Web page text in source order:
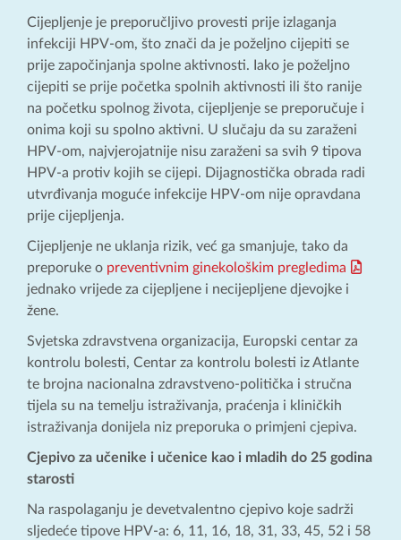
Cijepljenje je preporučljivo provesti prije izlaganja
infekciji HPV-om, što znači da je poželjno cijepiti se
prije započinjanja spolne aktivnosti. Iako je poželjno
cijepiti se prije početka spolnih aktivnosti ili što ranije
na početku spolnog života, cijepljenje se preporučuje i
onima koji su spolno aktivni. U slučaju da su zaraženi
HPV-om, najvjerojatnije nisu zaraženi sa svih 9 tipova
HPV-a protiv kojih se cijepi. Dijagnostička obrada radi
utvrđivanja moguće infekcije HPV-om nije opravdana
prije cijepljenja.
Cijepljenje ne uklanja rizik, već ga smanjuje, tako da
preporuke o preventivnim ginekološkim pregledima
jednako vrijede za cijepljene i necijepljene djevojke i
žene.
Svjetska zdravstvena organizacija, Europski centar za
kontrolu bolesti, Centar za kontrolu bolesti iz Atlante
te brojna nacionalna zdravstveno-politička i stručna
tijela su na temelju istraživanja, praćenja i kliničkih
istraživanja donijela niz preporuka o primjeni cjepiva.
Cjepivo za učenike i učenice kao i mladih do 25 godina
starosti
Na raspolaganju je devetvalentno cjepivo koje sadrži
sljedeće tipove HPV-a: 6, 11, 16, 18, 31, 33, 45, 52 i 58